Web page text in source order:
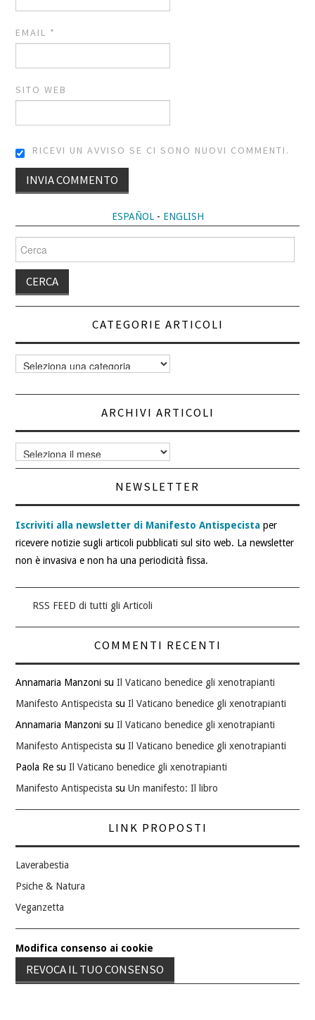
EMAIL *
SITO WEB
RICEVI UN AVVISO SE CI SONO NUOVI COMMENTI.
ESPAÑOL- ENGLISH
per:
CATEGORIE ARTICOLI
Categorie
articoli
ARCHIVI ARTICOLI
Archivi
articoli
NEWSLETTER
Iscriviti alla newsletter di Manifesto Antispecista per
ricevere notizie sugli articoli pubblicati sul sito web. La newsletter
non è invasiva e non ha una periodicità fissa.
RSS FEED di tutti gli Articoli
COMMENTI RECENTI
Annamaria Manzoni suIl Vaticano benedice gli xenotrapianti
Manifesto Antispecista suIl Vaticano benedice gli xenotrapianti
Annamaria Manzoni suIl Vaticano benedice gli xenotrapianti
Manifesto Antispecista suIl Vaticano benedice gli xenotrapianti
Paola Re suIl Vaticano benedice gli xenotrapianti
Manifesto Antispecista suUn manifesto: Il libro
LINK PROPOSTI
Laverabestia
Psiche & Natura
Veganzetta
Modifica consenso ai cookie
REVOCA IL TUO CONSENSO